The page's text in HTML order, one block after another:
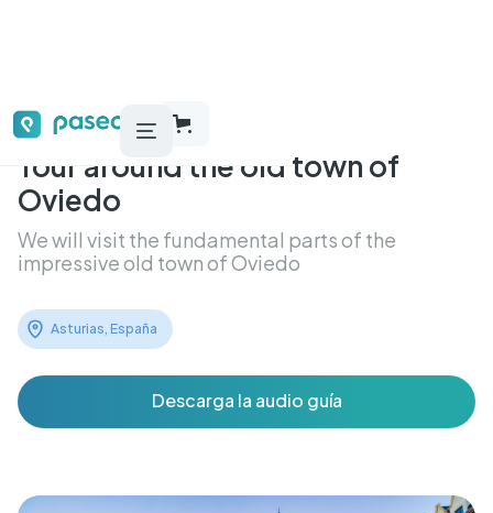
Tour around the old town of
Oviedo
We will visit the fundamental parts of the
impressive old town of Oviedo
Asturias, España
Descarga la audio guía